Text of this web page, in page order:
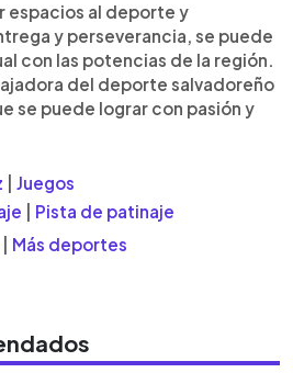
espacios al deporte y
y perseverancia, se puede
con las potencias de la región.
del deporte salvadoreño
se puede lograr con pasión y
Juegos
Pista de patinaje
Más deportes